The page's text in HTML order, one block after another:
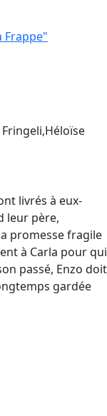
Frappe"
livrés à eux-
leur père,
promesse fragile
à Carla pour qui
passé, Enzo doit
gardée